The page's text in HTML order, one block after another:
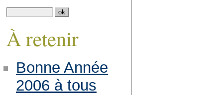
À retenir
Bonne Année
2006 à tous